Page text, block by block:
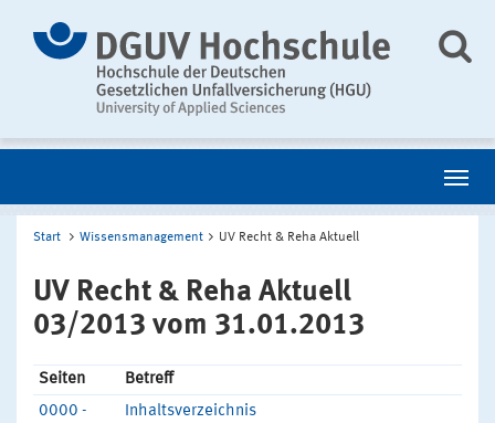
Start Wissensmanagement UV Recht & Reha Aktuell
UV Recht & Reha Aktuell
03/2013 vom 31.01.2013
Seiten
Betreff
0000 -
Inhaltsverzeichnis